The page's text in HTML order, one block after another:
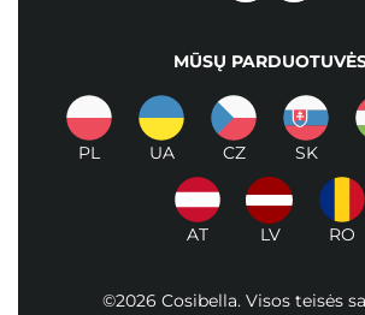
MŪSŲ
PL UA CZ SK
AT LV RO
©2026 Cosibella. Visos teisės